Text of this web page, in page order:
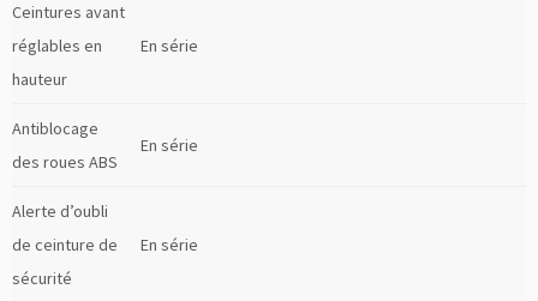
Ceintures avant
réglables en
hauteur
En série
Antiblocage
des roues ABS
En série
Alerte d’oubli
de ceinture de
sécurité
En série